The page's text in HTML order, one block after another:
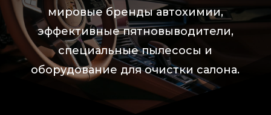
мировые бренды автохимии,
эффективные пятновыводители,
специальные пылесосы и
оборудование для очистки салона.